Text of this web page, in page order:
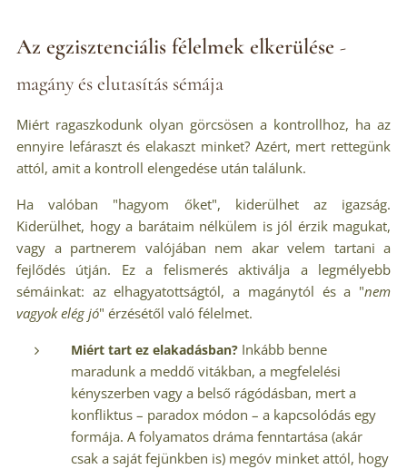
Az egzisztenciális félelmek elkerülése -
magány és elutasítás sémája
Miért ragaszkodunk olyan görcsösen a kontrollhoz, ha az
ennyire lefáraszt és elakaszt minket? Azért, mert rettegünk
attól, amit a kontroll elengedése után találunk.
Ha valóban "hagyom őket", kiderülhet az igazság.
Kiderülhet, hogy a barátaim nélkülem is jól érzik magukat,
vagy a partnerem valójában nem akar velem tartani a
fejlődés útján. Ez a felismerés aktiválja a legmélyebb
sémáinkat: az elhagyatottságtól, a magánytól és a "nem
vagyok elég jó" érzésétől való félelmet.
Miért tart ez elakadásban? Inkább benne
maradunk a meddő vitákban, a megfelelési
kényszerben vagy a belső rágódásban, mert a
konfliktus – paradox módon – a kapcsolódás egy
formája. A folyamatos dráma fenntartása (akár
csak a saját fejünkben is) megóv minket attól, hogy